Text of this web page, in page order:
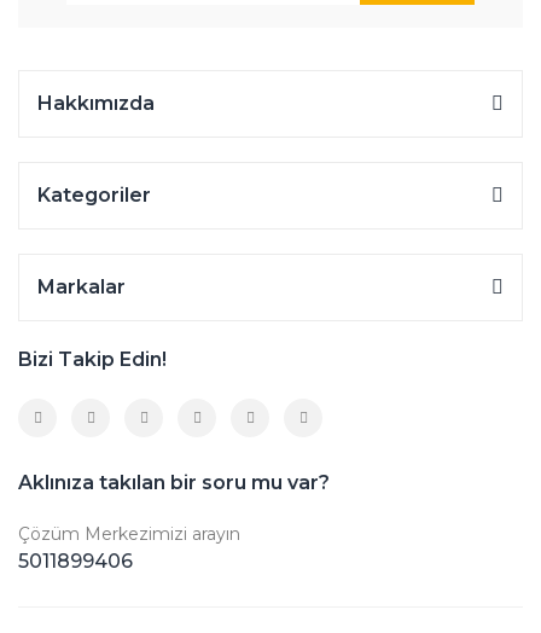
Hakkımızda
Kategoriler
Markalar
Bizi Takip Edin!
Aklınıza takılan bir soru mu var?
Çözüm Merkezimizi arayın
5011899406